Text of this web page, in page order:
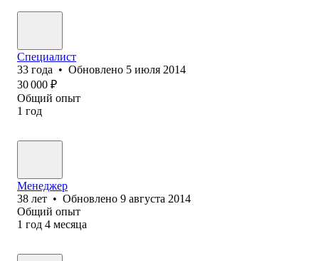
Специалист
33 года • Обновлено 5 июля 2014
30 000 ₽
Общий опыт
1 год
Менеджер
38 лет • Обновлено 9 августа 2014
Общий опыт
1 год 4 месяца